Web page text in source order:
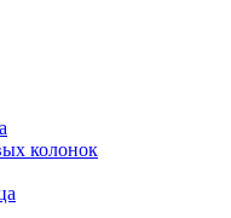
колонок